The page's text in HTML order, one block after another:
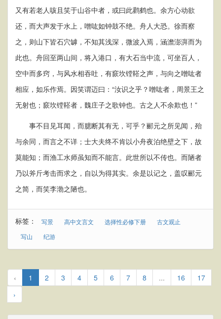
又有若老人咳且笑于山谷中者，或曰此鹳鹤也。余方心动欲
还，而大声发于水上，噌吰如钟鼓不绝。舟人大恐。徐而察
之，则山下皆石穴罅，不知其浅深，微波入焉，涵澹澎湃而为
此也。舟回至两山间，将入港口，有大石当中流，可坐百人，
空中而多窍，与风水相吞吐，有窾坎镗鞳之声，与向之噌吰者
相应，如乐作焉。因笑谓迈曰：“汝识之乎？噌吰者，周景王之
无射也；窾坎镗鞳者，魏庄子之歌钟也。古之人不余欺也！”
事不目见耳闻，而臆断其有无，可乎？郦元之所见闻，殆
与余同，而言之不详；士大夫终不肯以小舟夜泊绝壁之下，故
莫能知；而渔工水师虽知而不能言。此世所以不传也。而陋者
乃以斧斤考击而求之，自以为得其实。余是以记之，盖叹郦元
之简，而笑李渤之陋也。
标签： 写景 高中文言文 选择性必修下册
古文观止
写山
纪游
‹ 1 2 3 4 5 6 7 8 ... 16
17
›